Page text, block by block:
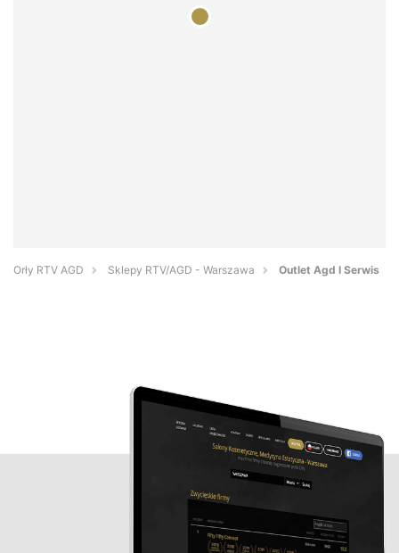
Orły RTV AGD Sklepy RTV/AGD - Warszawa Outlet Agd I Serwis